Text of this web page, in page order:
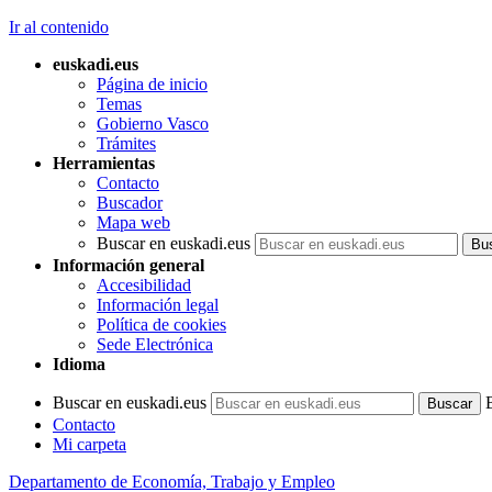
Ir al contenido
euskadi.eus
Página de inicio
Temas
Gobierno Vasco
Trámites
Herramientas
Contacto
Buscador
Mapa web
Buscar en euskadi.eus
Información general
Accesibilidad
Información legal
Política de cookies
Sede Electrónica
Idioma
Buscar en euskadi.eus
Contacto
Mi carpeta
Departamento de Economía, Trabajo y Empleo